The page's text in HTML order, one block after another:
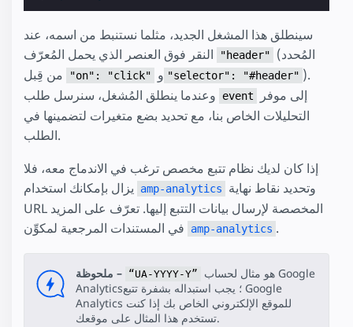
سينطلق هذا المشغل الجديد، مثلما نستنبط من اسمه، عند
"header"
(المُحدد
"on": "click" و "selector": "#header" ).
event
التحليلات الخاص بنا، مع تحديد بضع متغيرات لتضمينها في
الطلب.
إذا كان لديك نظام تتبع مخصص ترغب في الاندماج معه، فلا
amp-analytics
URL المخصصة لإرسال بيانات التتبع إليها. تعرّف على المزيد
amp-analytics .
ملحوظة – “UA-YYYY-Y”
Analytics؛ يجب استبداله بشفرة تتبع Google
Analytics للموقع الإلكتروني الخاص بك إذا كنت
تستخدم هذا المثال على موقعك.